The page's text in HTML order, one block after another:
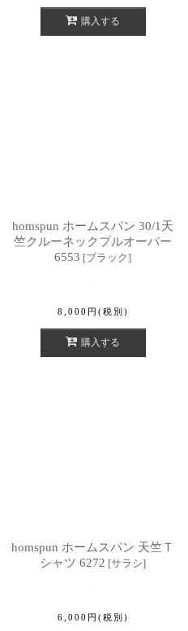
購入する
homspun ホームスパン 30/1天
竺クルーネックプルオーバー
6553 [ブラック]
8,000 円 (税別)
購入する
homspun ホームスパン 天竺Ｔ
シャツ 6272 [サラシ]
6,000 円 (税別)